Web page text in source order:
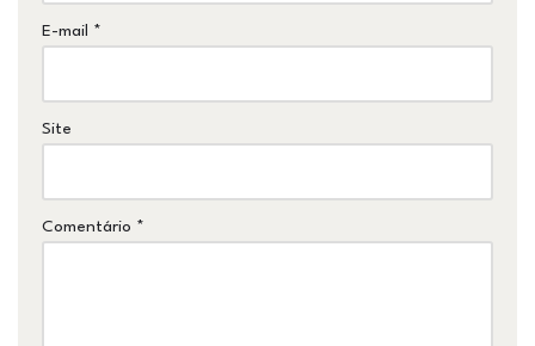
E-mail *
Site
Comentário *